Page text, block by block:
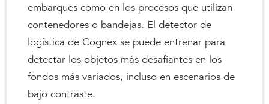
embarques como en los procesos que utilizan
contenedores o bandejas. El detector de
logística de Cognex se puede entrenar para
detectar los objetos más desafiantes en los
fondos más variados, incluso en escenarios de
bajo contraste.